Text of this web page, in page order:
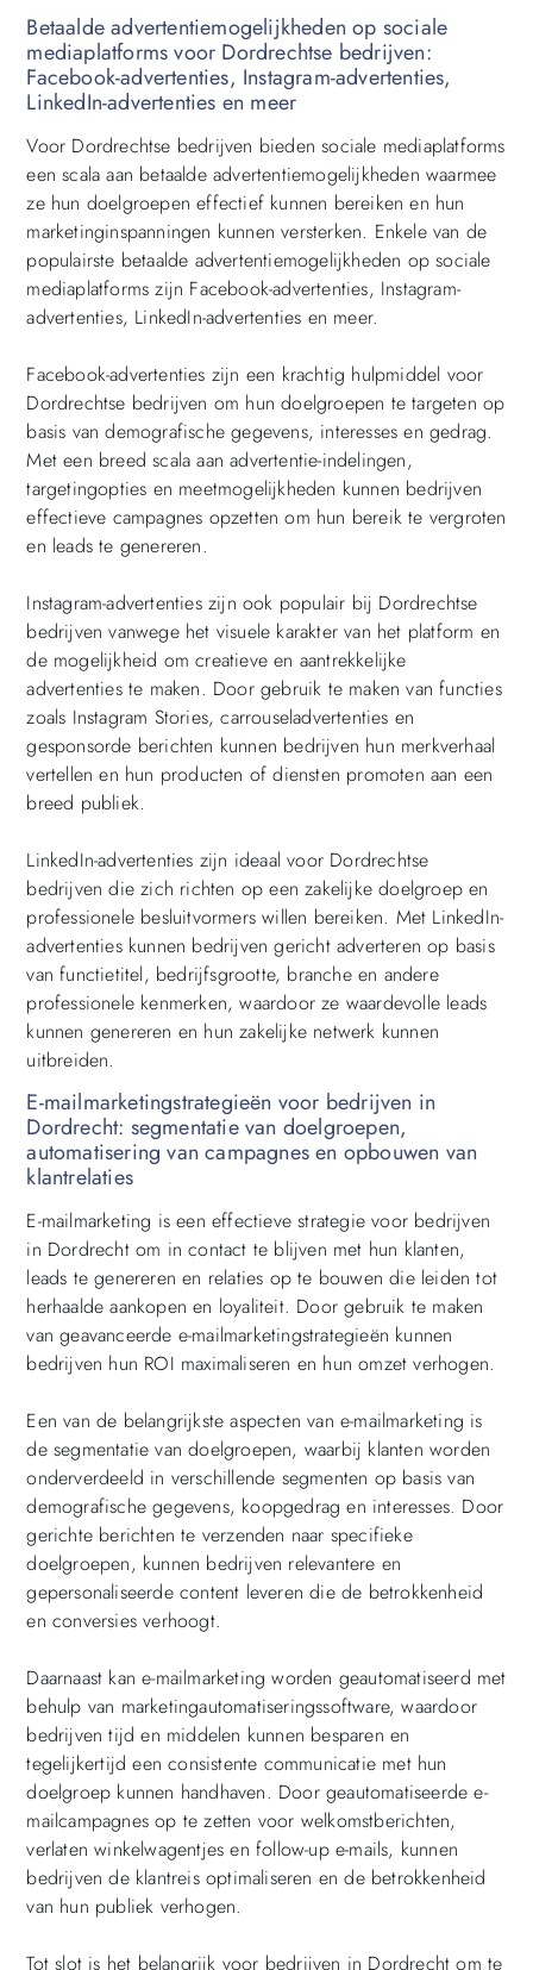
Betaalde advertentiemogelijkheden op sociale
mediaplatforms voor Dordrechtse bedrijven:
Facebook-advertenties, Instagram-advertenties,
LinkedIn-advertenties en meer
Voor Dordrechtse bedrijven bieden sociale mediaplatforms
een scala aan betaalde advertentiemogelijkheden waarmee
ze hun doelgroepen effectief kunnen bereiken en hun
marketinginspanningen kunnen versterken. Enkele van de
populairste betaalde advertentiemogelijkheden op sociale
mediaplatforms zijn Facebook-advertenties, Instagram-
advertenties, LinkedIn-advertenties en meer.
Facebook-advertenties zijn een krachtig hulpmiddel voor
Dordrechtse bedrijven om hun doelgroepen te targeten op
basis van demografische gegevens, interesses en gedrag.
Met een breed scala aan advertentie-indelingen,
targetingopties en meetmogelijkheden kunnen bedrijven
effectieve campagnes opzetten om hun bereik te vergroten
en leads te genereren.
Instagram-advertenties zijn ook populair bij Dordrechtse
bedrijven vanwege het visuele karakter van het platform en
de mogelijkheid om creatieve en aantrekkelijke
advertenties te maken. Door gebruik te maken van functies
zoals Instagram Stories, carrouseladvertenties en
gesponsorde berichten kunnen bedrijven hun merkverhaal
vertellen en hun producten of diensten promoten aan een
breed publiek.
LinkedIn-advertenties zijn ideaal voor Dordrechtse
bedrijven die zich richten op een zakelijke doelgroep en
professionele besluitvormers willen bereiken. Met LinkedIn-
advertenties kunnen bedrijven gericht adverteren op basis
van functietitel, bedrijfsgrootte, branche en andere
professionele kenmerken, waardoor ze waardevolle leads
kunnen genereren en hun zakelijke netwerk kunnen
uitbreiden.
E-mailmarketingstrategieën voor bedrijven in
Dordrecht: segmentatie van doelgroepen,
automatisering van campagnes en opbouwen van
klantrelaties
E-mailmarketing is een effectieve strategie voor bedrijven
in Dordrecht om in contact te blijven met hun klanten,
leads te genereren en relaties op te bouwen die leiden tot
herhaalde aankopen en loyaliteit. Door gebruik te maken
van geavanceerde e-mailmarketingstrategieën kunnen
bedrijven hun ROI maximaliseren en hun omzet verhogen.
Een van de belangrijkste aspecten van e-mailmarketing is
de segmentatie van doelgroepen, waarbij klanten worden
onderverdeeld in verschillende segmenten op basis van
demografische gegevens, koopgedrag en interesses. Door
gerichte berichten te verzenden naar specifieke
doelgroepen, kunnen bedrijven relevantere en
gepersonaliseerde content leveren die de betrokkenheid
en conversies verhoogt.
Daarnaast kan e-mailmarketing worden geautomatiseerd met
behulp van marketingautomatiseringssoftware, waardoor
bedrijven tijd en middelen kunnen besparen en
tegelijkertijd een consistente communicatie met hun
doelgroep kunnen handhaven. Door geautomatiseerde e-
mailcampagnes op te zetten voor welkomstberichten,
verlaten winkelwagentjes en follow-up e-mails, kunnen
bedrijven de klantreis optimaliseren en de betrokkenheid
van hun publiek verhogen.
Tot slot is het belangrijk voor bedrijven in Dordrecht om te